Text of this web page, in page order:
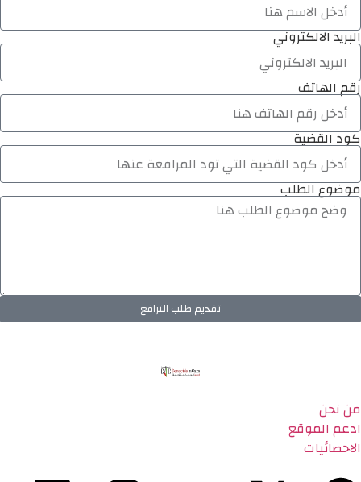
البريد الالكتروني
رقم الهاتف
كود القضية
موضوع الطلب
تقديم طلب الترافع
من نحن
ادعم الموقع
الاحصائيات